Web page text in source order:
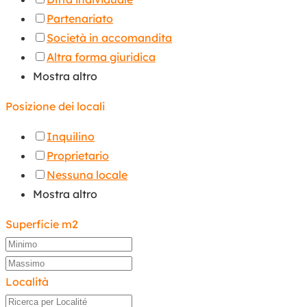
Partenariato
Società in accomandita
Altra forma giuridica
Mostra altro
Posizione dei locali
Inquilino
Proprietario
Nessuna locale
Mostra altro
Superficie m2
Località